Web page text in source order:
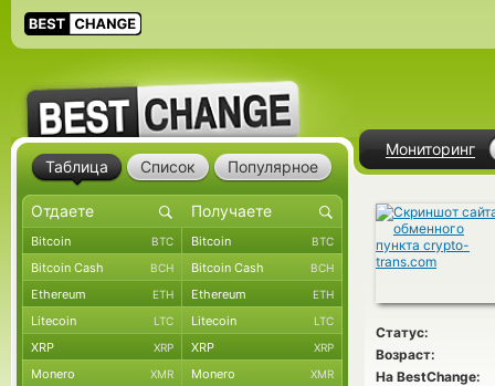
Мониторинг
Статус:
Возраст:
На BestChange:
Таблица Список Популярное
Bitcoin BTC Bitcoin BTC
Bitcoin Cash BCH Bitcoin Cash BCH
Ethereum ETH Ethereum ETH
Litecoin LTC Litecoin LTC
XRP XRP XRP XRP
Monero XMR Monero XMR